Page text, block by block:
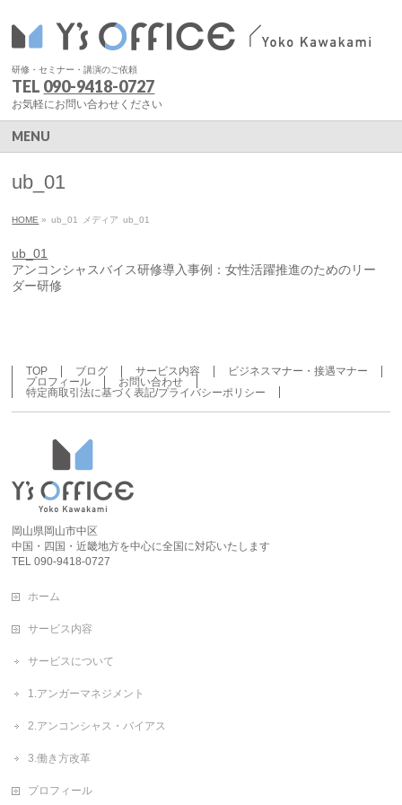
研修・セミナー・講演のご依頼
TEL 090-9418-0727
お気軽にお問い合わせください
MENU
ub_01
HOME » ub_01 メディア ub_01
ub_01
アンコンシャスバイス研修導入事例：女性活躍推進のためのリー
ダー研修
TOP ブログ サービス内容
ビジネスマナー・接遇マナー
プロフィール
お問い合わせ
特定商取引法に基づく表記/プライバシーポリシー
岡山県岡山市中区
中国・四国・近畿地方を中心に全国に対応いたします
TEL 090-9418-0727
ホーム
サービス内容
サービスについて
1.アンガーマネジメント
2.アンコンシャス・バイアス
3.働き方改革
プロフィール